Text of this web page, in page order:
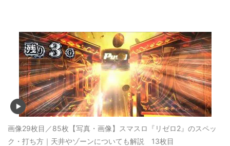
画像29枚目／85枚 【写真・画像】スマスロ『リゼロ2』のスペッ
ク・打ち方｜天井やゾーンについても解説 13枚目